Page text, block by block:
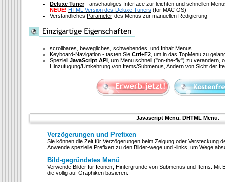
Deluxe Tuner- anschauliges Interface zur leichten und schnellen
NEUE! HTML Version des Deluxe Tuners (for MAC OS)
Verstandliches Parameter des Menus zur manuellen Redigierung
scrollbares bewegliches schwebendes , und Inhalt Menus
Keyboard-Navigation - tasten Sie Ctrl+F2 , um in das TopMenu zu
Speziell JavaScript API , um Menu schnell ("on-the-fly") zu verandern,
Hinzufugung/Umkehrung von Items/Submenus, Andern von Sicht der
Javascript Menu. DHTML Menu.
Verzögerungen und Prefixen
Sie können die Zeit für Verzögerungen beim Zeigung oder Versteckung
Anwende spezielle Prefixen zu den Bilder-wege und -links, um Wege
Bild-gegründetes Menü
Verwende Bilder für Iconen, Hintergründe von Submenüs und Items. Mit
die völlig auf Graphiken basieren.